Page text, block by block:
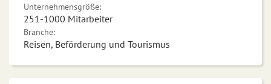
Unternehmensgröße:
251-1000 Mitarbeiter
Branche:
Reisen, Beförderung und Tourismus